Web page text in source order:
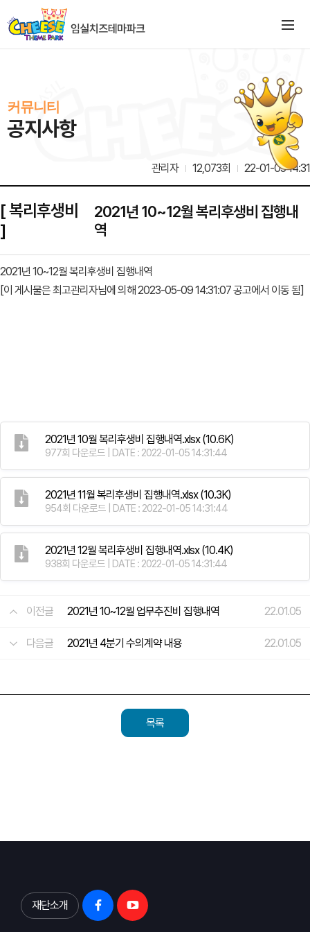
커뮤니티
공지사항
관리자 12,073회 22-01-05 14:31
[ 복리후생비
]
2021년 10~12월 복리후생비 집행내
역
2021년 10~12월 복리후생비 집행내역
[이 게시물은 최고관리자님에 의해 2023-05-09 14:31:07 공고에서 이동 됨]
2021년 10월 복리후생비 집행내역.xlsx(10.6K)
977회 다운로드 | DATE : 2022-01-05 14:31:44
2021년 11월 복리후생비 집행내역.xlsx(10.3K)
954회 다운로드 | DATE : 2022-01-05 14:31:44
2021년 12월 복리후생비 집행내역.xlsx(10.4K)
938회 다운로드 | DATE : 2022-01-05 14:31:44
이전글 2021년 10~12월 업무추진비 집행내역 22.01.05
다음글 2021년 4분기 수의계약 내용 22.01.05
목록
재단소개